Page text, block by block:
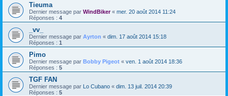
Tieuma
Dernier message par WindBiker« mer. 20 août 2014 11:24
Réponses : 4
_vv_
Dernier message par Ayrton « dim. 17 août 2014 15:18
Réponses : 1
Pimo
Dernier message par Bobby Pigeot « ven. 1 août 2014 18:36
Réponses : 5
TGF FAN
Dernier message par Lo Cubano « dim. 13 juil. 2014 20:39
Réponses : 5